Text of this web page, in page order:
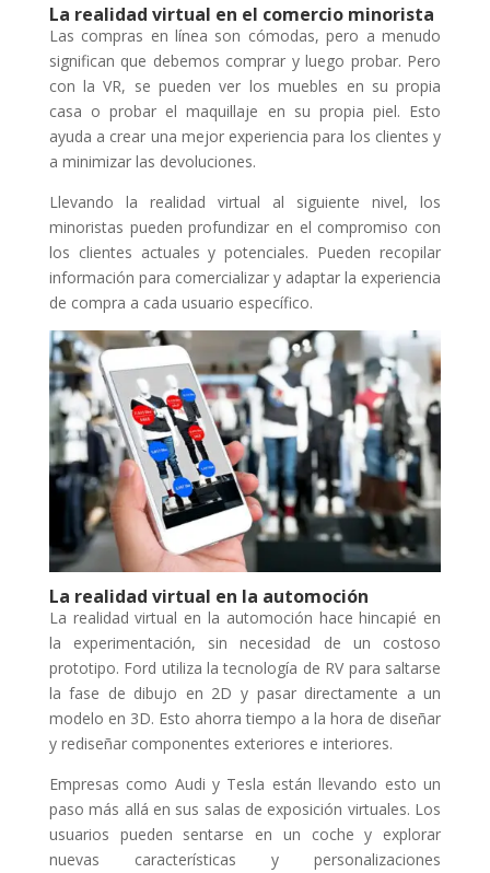
La realidad virtual en el comercio minorista
Las compras en línea son cómodas, pero a menudo
significan que debemos comprar y luego probar. Pero
con la VR, se pueden ver los muebles en su propia
casa o probar el maquillaje en su propia piel. Esto
ayuda a crear una mejor experiencia para los clientes y
a minimizar las devoluciones.
Llevando la realidad virtual al siguiente nivel, los
minoristas pueden profundizar en el compromiso con
los clientes actuales y potenciales. Pueden recopilar
información para comercializar y adaptar la experiencia
de compra a cada usuario específico.
La realidad virtual en la automoción
La realidad virtual en la automoción hace hincapié en
la experimentación, sin necesidad de un costoso
prototipo. Ford utiliza la tecnología de RV para saltarse
la fase de dibujo en 2D y pasar directamente a un
modelo en 3D. Esto ahorra tiempo a la hora de diseñar
y rediseñar componentes exteriores e interiores.
Empresas como Audi y Tesla están llevando esto un
paso más allá en sus salas de exposición virtuales. Los
usuarios pueden sentarse en un coche y explorar
nuevas características y personalizaciones